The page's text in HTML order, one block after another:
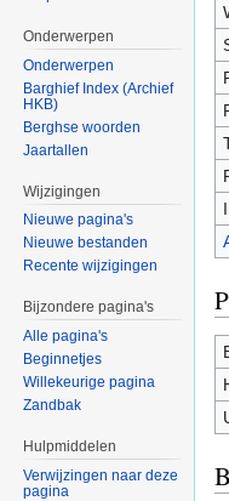
Onderwerpen
Onderwerpen
Barghief Index (Archief
HKB)
Berghse woorden
Jaartallen
Wijzigingen
Nieuwe pagina's
Nieuwe bestanden
Recente wijzigingen
Bijzondere pagina's
Alle pagina's
Beginnetjes
Willekeurige pagina
Zandbak
Hulpmiddelen
Verwijzingen naar deze
pagina